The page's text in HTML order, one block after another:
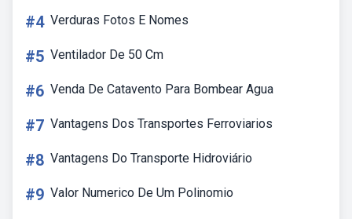
#4 Verduras Fotos E Nomes
#5 Ventilador De 50 Cm
#6 Venda De Catavento Para Bombear Agua
#7 Vantagens Dos Transportes Ferroviarios
#8 Vantagens Do Transporte Hidroviário
#9 Valor Numerico De Um Polinomio